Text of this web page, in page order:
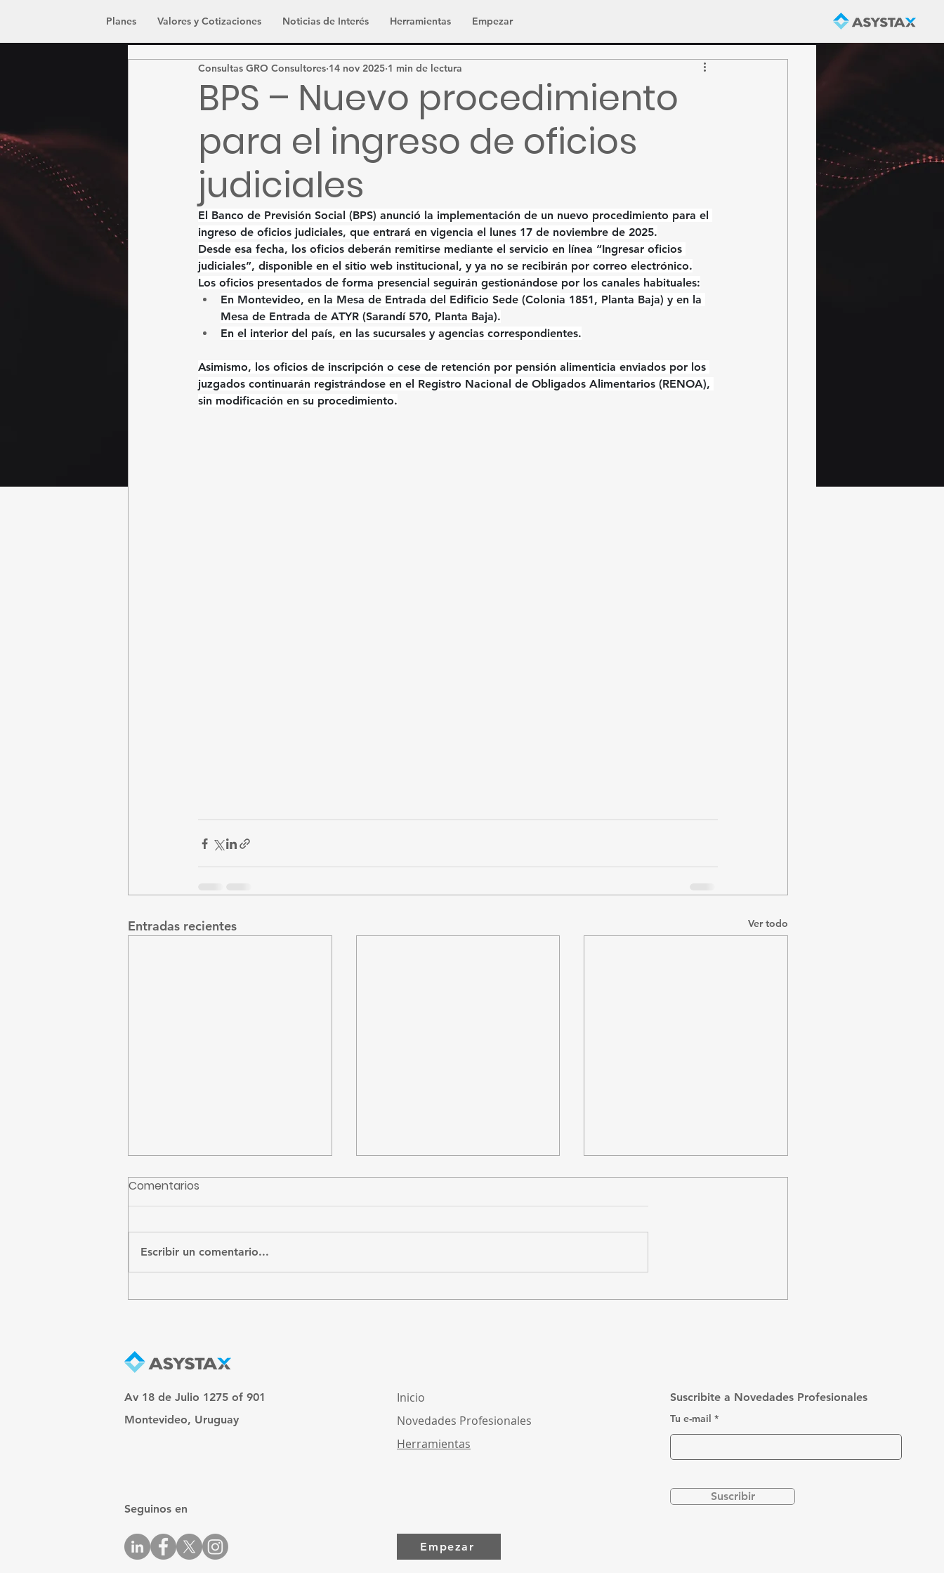
Planes Valores y Cotizaciones Noticias de Interés Herramientas Empezar
BPS – Nuevo procedimiento
para el ingreso de oficios
judiciales
Consultas GRO Consultores 14 nov 2025 1 min de lectura
El Banco de Previsión Social (BPS) anunció la implementación de un nuevo procedimiento para el
ingreso de oficios judiciales, que entrará en vigencia el lunes 17 de noviembre de 2025.
Desde esa fecha, los oficios deberán remitirse mediante el servicio en línea “Ingresar oficios
judiciales”, disponible en el sitio web institucional, y ya no se recibirán por correo electrónico.
Los oficios presentados de forma presencial seguirán gestionándose por los canales habituales:
En Montevideo, en la Mesa de Entrada del Edificio Sede (Colonia 1851, Planta Baja) y en la
Mesa de Entrada de ATYR (Sarandí 570, Planta Baja).
En el interior del país, en las sucursales y agencias correspondientes.
Asimismo, los oficios de inscripción o cese de retención por pensión alimenticia enviados por los
juzgados continuarán registrándose en el Registro Nacional de Obligados Alimentarios (RENOA),
sin modificación en su procedimiento.
Entradas recientes Ver todo
CFE recibidos
Homologación de
¿Cómo funciona el IRPF
Comentarios
Escribir un comentario...
Av 18 de Julio 1275 of 901
Montevideo, Uruguay
Seguinos en
Inicio
Novedades Profesionales
Herramientas
Empezar
Tu e-mail
Suscribir
Suscribite a Novedades Profesionales